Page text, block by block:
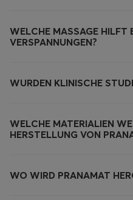
WELCHE MASSAGE HILFT
VERSPANNUNGEN?
WURDEN KLINISCHE
WELCHE MATERIALIEN
HERSTELLUNG VON
WO WIRD PRANAMAT